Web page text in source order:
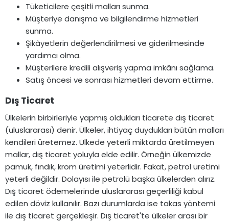
Tüketicilere çeşitli malları sunma.
Müşteriye danışma ve bilgilendirme hizmetleri
sunma.
Şikâyetlerin değerlendirilmesi ve giderilmesinde
yardımcı olma.
Müşterilere kredili alışveriş yapma imkânı sağlama.
Satış öncesi ve sonrası hizmetleri devam ettirme.
Dış Ticaret​
Ülkelerin birbirleriyle yapmış oldukları ticarete dış ticaret
(uluslararası) denir. Ülkeler, ihtiyaç duydukları bütün malları
kendileri üretemez. Ülkede yeterli miktarda üretilmeyen
mallar, dış ticaret yoluyla elde edilir. Örneğin ülkemizde
pamuk, fındık, krom üretimi yeterlidir. Fakat, petrol üretimi
yeterli değildir. Dolayısı ile petrolü başka ülkelerden alırız.
Dış ticaret ödemelerinde uluslararası geçerliliği kabul
edilen döviz kullanılır. Bazı durumlarda ise takas yöntemi
ile dış ticaret gerçekleşir. Dış ticaret'te ülkeler arası bir